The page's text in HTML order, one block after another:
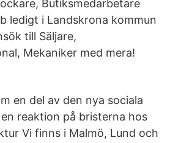
Butiksmedarbetare
ledigt i Landskrona kommun
till Säljare,
Mekaniker med mera!
en del av den nya sociala
en reaktion på bristerna hos
Vi finns i Malmö, Lund och